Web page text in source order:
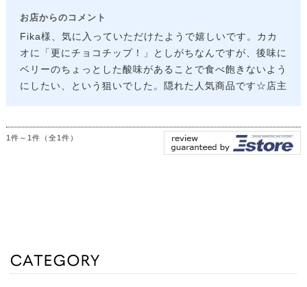
お店からのコメント
Fika様、気に入っていただけたようで嬉しいです。カカ
オに「更にチョコチップ！」としがちなんですが、後味に
ベリーのちょっとした酸味があることで食べ飽きないよう
にしたい、という狙いでした。隠れた人気商品です☆店主
1件～1件（全1件）